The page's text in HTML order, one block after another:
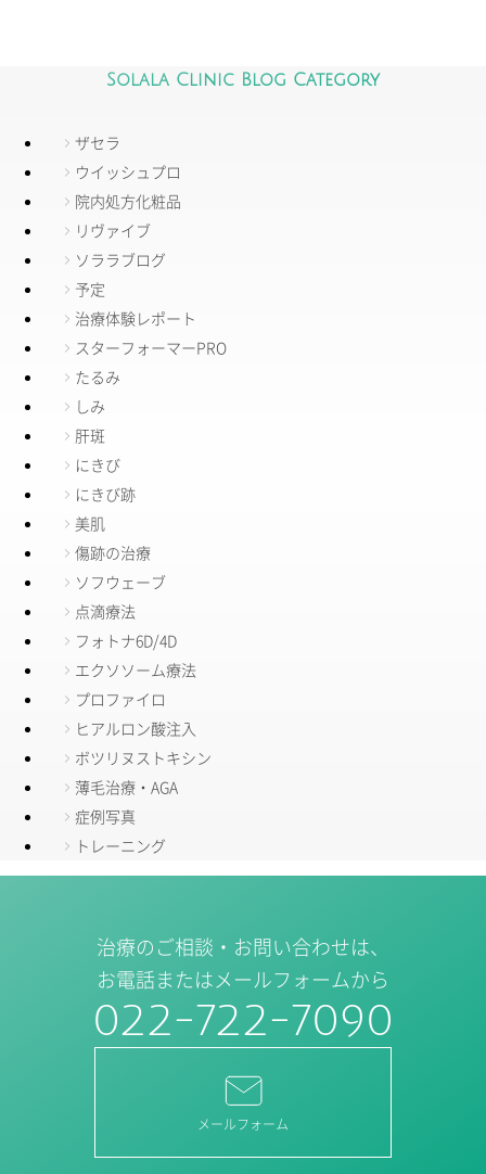
Solala Clinic Blog Category
ザセラ
ウイッシュプロ
院内処方化粧品
リヴァイブ
ソララブログ
予定
治療体験レポート
スターフォーマーPRO
たるみ
しみ
肝斑
にきび
にきび跡
美肌
傷跡の治療
ソフウェーブ
点滴療法
フォトナ6D/4D
エクソソーム療法
プロファイロ
ヒアルロン酸注入
ボツリヌストキシン
薄毛治療・AGA
症例写真
トレーニング
治療のご相談・お問い合わせは、
お電話またはメールフォームから
022-722-7090
メールフォーム